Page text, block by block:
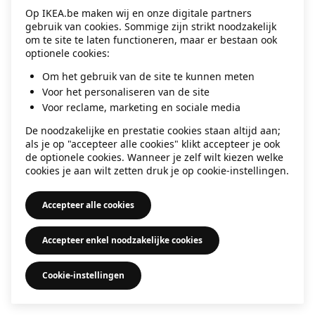
information).
Op IKEA.be maken wij en onze digitale partners
gebruik van cookies. Sommige zijn strikt noodzakelijk
om te site te laten functioneren, maar er bestaan ook
optionele cookies:
Om het gebruik van de site te kunnen meten
Voor het personaliseren van de site
Voor reclame, marketing en sociale media
De noodzakelijke en prestatie cookies staan altijd aan;
als je op "accepteer alle cookies" klikt accepteer je ook
de optionele cookies. Wanneer je zelf wilt kiezen welke
cookies je aan wilt zetten druk je op cookie-instellingen.
Accepteer alle cookies
Accepteer enkel noodzakelijke cookies
Cookie-instellingen